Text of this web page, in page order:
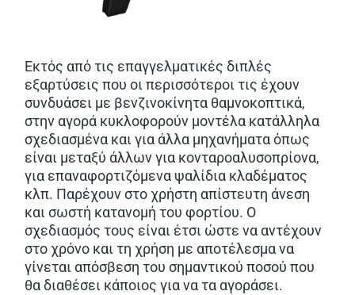
Εκτός από τις επαγγελματικές διπλές
εξαρτύσεις που οι περισσότεροι τις έχουν
συνδυάσει με βενζινοκίνητα θαμνοκοπτικά,
στην αγορά κυκλοφορούν μοντέλα κατάλληλα
σχεδιασμένα και για άλλα μηχανήματα όπως
είναι μεταξύ άλλων για κονταροαλυσοπρίονα,
για επαναφορτιζόμενα ψαλίδια κλαδέματος
κλπ. Παρέχουν στο χρήστη απίστευτη άνεση
και σωστή κατανομή του φορτίου. Ο
σχεδιασμός τους είναι έτσι ώστε να αντέχουν
στο χρόνο και τη χρήση με αποτέλεσμα να
γίνεται απόσβεση του σημαντικού ποσού που
θα διαθέσει κάποιος για να τα αγοράσει.